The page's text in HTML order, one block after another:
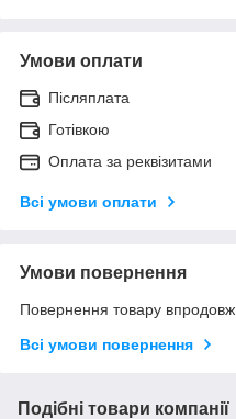
Умови оплати
Післяплата
Готівкою
Оплата за реквізитами
Всі умови оплати
Умови повернення
Повернення товару
Всі умови повернення
Подібні товари компанії